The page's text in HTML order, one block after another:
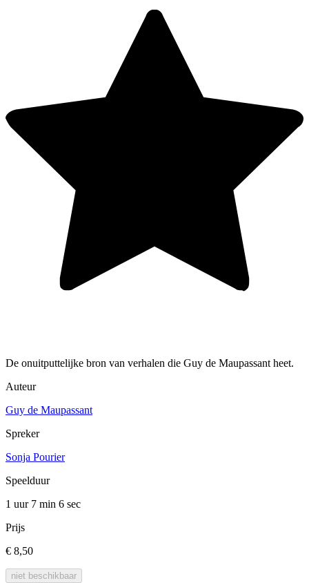
De onuitputtelijke bron van verhalen die Guy de Maupassant heet.
Auteur
Guy de Maupassant
Spreker
Sonja Pourier
Speelduur
1 uur 7 min 6 sec
Prijs
€ 8,50
niet beschikbaar